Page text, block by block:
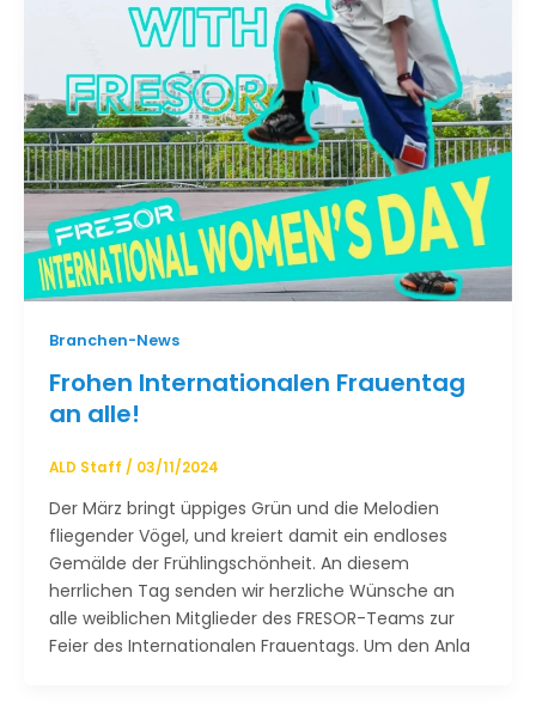
Branchen-News
Frohen Internationalen Frauentag
an alle!
ALD Staff / 03/11/2024
Der März bringt üppiges Grün und die Melodien
fliegender Vögel, und kreiert damit ein endloses
Gemälde der Frühlingschönheit. An diesem
herrlichen Tag senden wir herzliche Wünsche an
alle weiblichen Mitglieder des FRESOR-Teams zur
Feier des Internationalen Frauentags. Um den Anla